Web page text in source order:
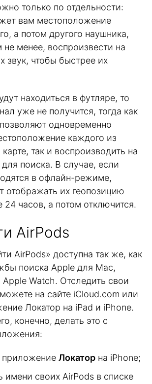
только по отдельности:
вам местоположение
а потом другого наушника,
не менее, воспроизвести на
звук, чтобы быстрее их
находиться в футляре, то
уже не получится, тогда как
одновременно
каждого из
так и воспроизводить на
для поиска. В случае, если
в офлайн-режиме,
отображать их геопозицию
24 часов, а потом отключится.
AirPods
AirPods» доступна так же, как
поиска Apple для Mac,
Apple Watch. Отследить свои
на сайте iCloud.com или
Локатор на iPad и iPhone.
конечно, делать это с
приложение Локатор на iPhone;
имени своих AirPods в списке